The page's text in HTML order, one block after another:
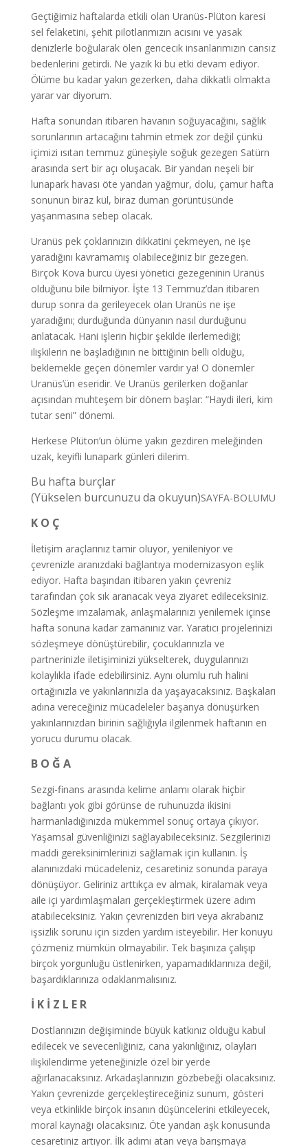
Geçtiğimiz haftalarda etkili olan Uranüs-Plüton karesi
sel felaketini, şehit pilotlarımızın acısını ve yasak
denizlerle boğularak ölen gencecik insanlarımızın cansız
bedenlerini getirdi. Ne yazık ki bu etki devam ediyor.
Ölüme bu kadar yakın gezerken, daha dikkatli olmakta
yarar var diyorum.
Hafta sonundan itibaren havanın soğuyacağını, sağlık
sorunlarının artacağını tahmin etmek zor değil çünkü
içimizi ısıtan temmuz güneşiyle soğuk gezegen Satürn
arasında sert bir açı oluşacak. Bir yandan neşeli bir
lunapark havası öte yandan yağmur, dolu, çamur hafta
sonunun biraz kül, biraz duman görüntüsünde
yaşanmasına sebep olacak.
Uranüs pek çoklarınızın dikkatini çekmeyen, ne işe
yaradığını kavramamış olabileceğiniz bir gezegen.
Birçok Kova burcu üyesi yönetici gezegeninin Uranüs
olduğunu bile bilmiyor. İşte 13 Temmuz’dan itibaren
durup sonra da gerileyecek olan Uranüs ne işe
yaradığını; durduğunda dünyanın nasıl durduğunu
anlatacak. Hani işlerin hiçbir şekilde ilerlemediği;
ilişkilerin ne başladığının ne bittiğinin belli olduğu,
beklemekle geçen dönemler vardır ya! O dönemler
Uranüs’ün eseridir. Ve Uranüs gerilerken doğanlar
açısından muhteşem bir dönem başlar: “Haydi ileri, kim
tutar seni” dönemi.
Herkese Plüton’un ölüme yakın gezdiren meleğinden
uzak, keyifli lunapark günleri dilerim.
Bu hafta burçlar
(Yükselen burcunuzu da okuyun)SAYFA-BOLUMU
K O Ç
İletişim araçlarınız tamir oluyor, yenileniyor ve
çevrenizle aranızdaki bağlantıya modernizasyon eşlik
ediyor. Hafta başından itibaren yakın çevreniz
tarafından çok sık aranacak veya ziyaret edileceksiniz.
Sözleşme imzalamak, anlaşmalarınızı yenilemek içinse
hafta sonuna kadar zamanınız var. Yaratıcı projelerinizi
sözleşmeye dönüştürebilir, çocuklarınızla ve
partnerinizle iletişiminizi yükselterek, duygularınızı
kolaylıkla ifade edebilirsiniz. Aynı olumlu ruh halini
ortağınızla ve yakınlarınızla da yaşayacaksınız. Başkaları
adına vereceğiniz mücadeleler başarıya dönüşürken
yakınlarınızdan birinin sağlığıyla ilgilenmek haftanın en
yorucu durumu olacak.
B O Ğ A
Sezgi-finans arasında kelime anlamı olarak hiçbir
bağlantı yok gibi görünse de ruhunuzda ikisini
harmanladığınızda mükemmel sonuç ortaya çıkıyor.
Yaşamsal güvenliğinizi sağlayabileceksiniz. Sezgilerinizi
maddi gereksinimlerinizi sağlamak için kullanın. İş
alanınızdaki mücadeleniz, cesaretiniz sonunda paraya
dönüşüyor. Geliriniz arttıkça ev almak, kiralamak veya
aile içi yardımlaşmaları gerçekleştirmek üzere adım
atabileceksiniz. Yakın çevrenizden biri veya akrabanız
işsizlik sorunu için sizden yardım isteyebilir. Her konuyu
çözmeniz mümkün olmayabilir. Tek başınıza çalışıp
birçok yorgunluğu üstlenirken, yapamadıklarınıza değil,
başardıklarınıza odaklanmalısınız.
İ K İ Z L E R
Dostlarınızın değişiminde büyük katkınız olduğu kabul
edilecek ve sevecenliğiniz, cana yakınlığınız, olayları
ilişkilendirme yeteneğinizle özel bir yerde
ağırlanacaksınız. Arkadaşlarınızın gözbebeği olacaksınız.
Yakın çevrenizde gerçekleştireceğiniz sunum, gösteri
veya etkinlikle birçok insanın düşüncelerini etkileyecek,
moral kaynağı olacaksınız. Öte yandan aşk konusunda
cesaretiniz artıyor. İlk adımı atan veya barışmaya